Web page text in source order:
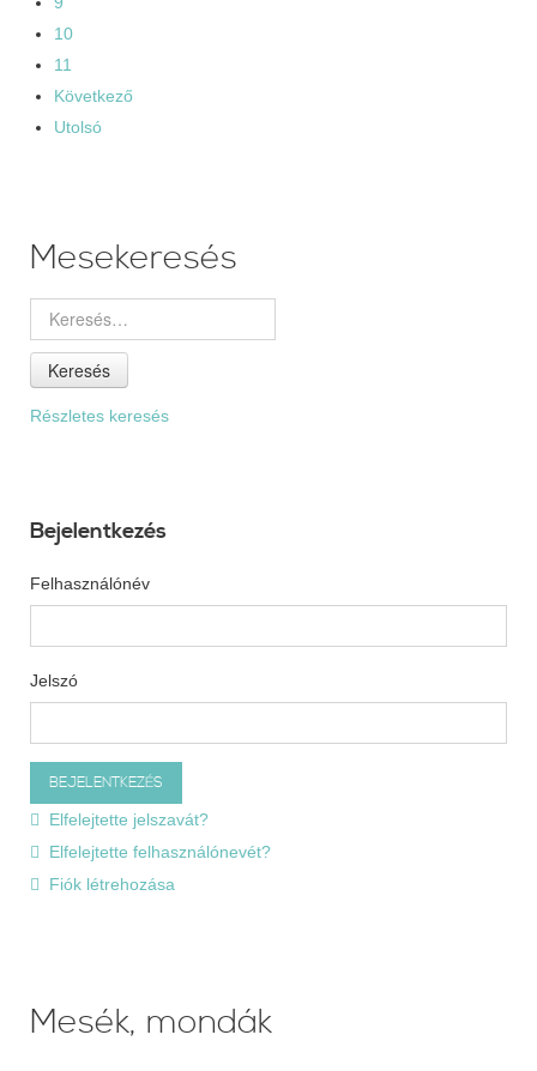
10
11
Következő
Utolsó
Mesekeresés
Keresés
Részletes keresés
Bejelentkezés
Felhasználónév
Jelszó
Elfelejtette jelszavát?
Elfelejtette felhasználónevét?
Fiók létrehozása
Mesék, mondák